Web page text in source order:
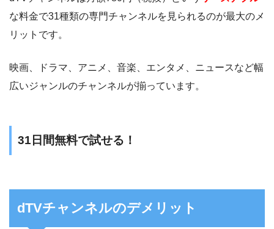
な料金で31種類の専門チャンネルを見られるのが最大のメ
リットです。
映画、ドラマ、アニメ、音楽、エンタメ、ニュースなど幅
広いジャンルのチャンネルが揃っています。
31日間無料で試せる！
dTVチャンネルのデメリット